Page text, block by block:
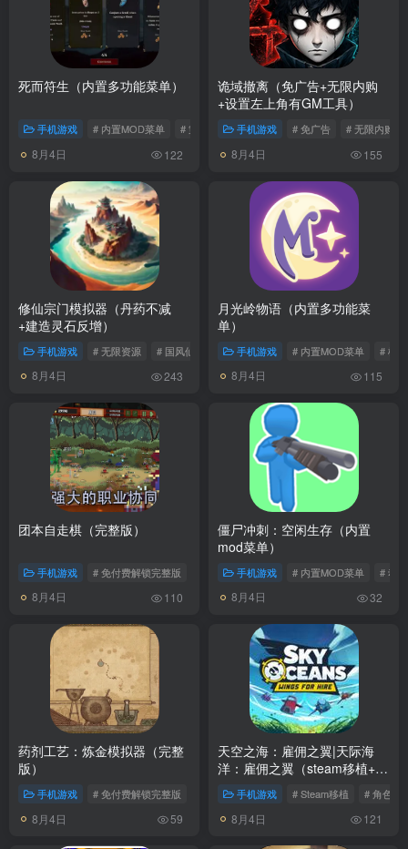
死而符生（内置多功能菜单）
手机游戏 # 内置MOD菜单 # 策略游戏
8月4日 122
诡域撤离（免广告+无限内购
+设置左上角有GM工具）
手机游戏 # 免广告 # 无限内购
8月4日 155
修仙宗门模拟器（丹药不减
+建造灵石反增）
手机游戏 # 无限资源 # 国风仙侠
8月4日 243
月光岭物语（内置多功能菜
单）
手机游戏 # 内置MOD菜单 # 模
8月4日 115
团本自走棋（完整版）
手机游戏 # 免付费解锁完整版 # 自走棋
8月4日 110
僵尸冲刺：空闲生存（内置
mod菜单）
手机游戏 # 内置MOD菜单 # 动
8月4日 32
药剂工艺：炼金模拟器（完整
版）
手机游戏 # 免付费解锁完整版 # 模拟经营
8月4日 59
天空之海：雇佣之翼|天际海
洋：雇佣之翼（steam移植+免
付费解锁完整版）
手机游戏 # Steam移植 # 角色扮
8月4日 121